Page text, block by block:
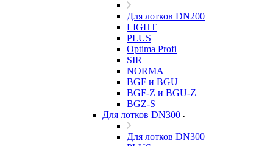
Для лотков DN200
LIGHT
PLUS
Optima Profi
SIR
NORMA
BGF и BGU
BGF-Z и BGU-Z
BGZ-S
Для лотков DN300
Для лотков DN300